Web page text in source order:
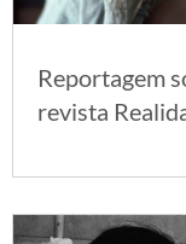
Reportagem
revista